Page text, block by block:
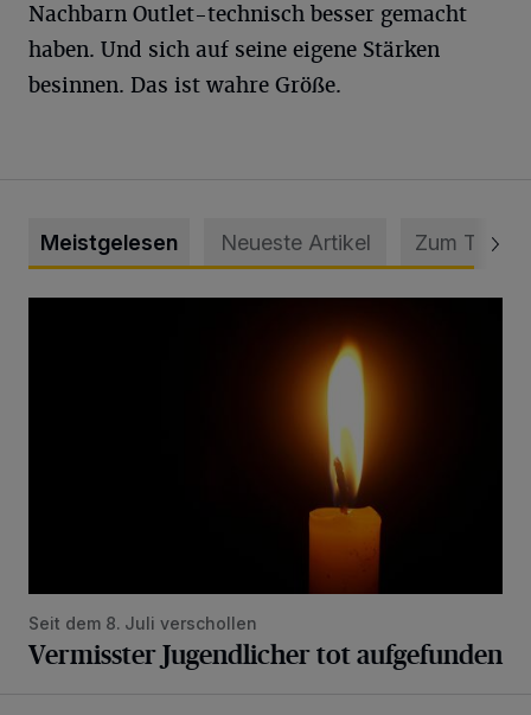
Nachbarn Outlet-technisch besser gemacht
haben. Und sich auf seine eigene Stärken
besinnen. Das ist wahre Größe.
Meistgelesen Neueste Artikel Zum Thema
Seit dem 8. Juli verschollen
Vermisster Jugendlicher tot aufgefunden